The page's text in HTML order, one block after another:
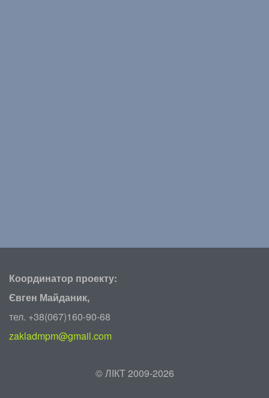
Координатор проекту:
Євген Майданик,
тел. +38(067)160-90-68
zakladmpm@gmail.com
©ЛІКТ 2009-2026